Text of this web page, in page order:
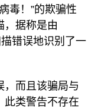
毒！”的欺骗性
，据称是由
错误地识别了一
，而且该骗局与
此类警告不存在